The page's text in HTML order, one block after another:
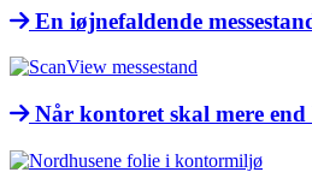
En iøjnefaldende
Når kontoret skal mere end